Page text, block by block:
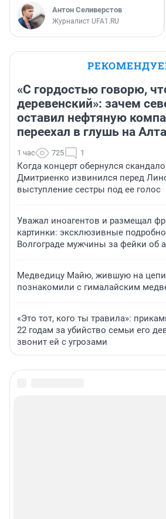
Антон Селиверстов
Журналист UFA1.RU
«С гордостью говорю,
деревенский»: зачем
оставил нефтяную
переехал в глушь на
1 час 725 1
Когда концерт обернулся
Дмитриенко извинился перед
выступление сестры под ее голос
Уважал иноагентов и размещал
картинки: эксклюзивные
Волгограде мужчины за фейки об
Медведицу Майю, жившую на
познакомили с гималайским
«Это тот, кого ты травила»:
22 годам за убийство семьи его
звонит ей с угрозами